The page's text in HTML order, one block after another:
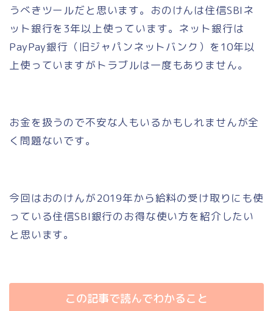
うべきツールだと思います。おのけんは住信SBIネ
ット銀行を3年以上使っています。ネット銀行は
PayPay銀行（旧ジャパンネットバンク）を10年以
上使っていますがトラブルは一度もありません。
お金を扱うので不安な人もいるかもしれませんが全
く問題ないです。
今回はおのけんが2019年から給料の受け取りにも使
っている住信SBI銀行のお得な使い方を紹介したい
と思います。
この記事で読んでわかること